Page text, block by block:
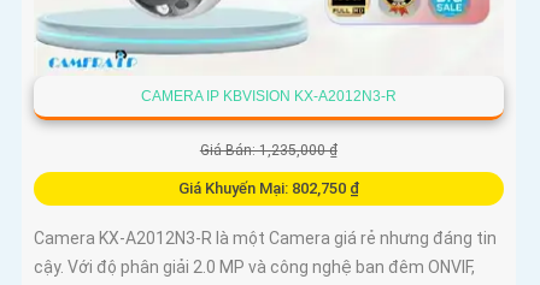
CAMERA IP KBVISION KX-A2012N3-R
Giá Bán: 1,235,000 ₫
Giá Khuyến Mại: 802,750 ₫
Camera KX-A2012N3-R là một Camera giá rẻ nhưng đáng tin
cậy. Với độ phân giải 2.0 MP và công nghệ ban đêm ONVIF,